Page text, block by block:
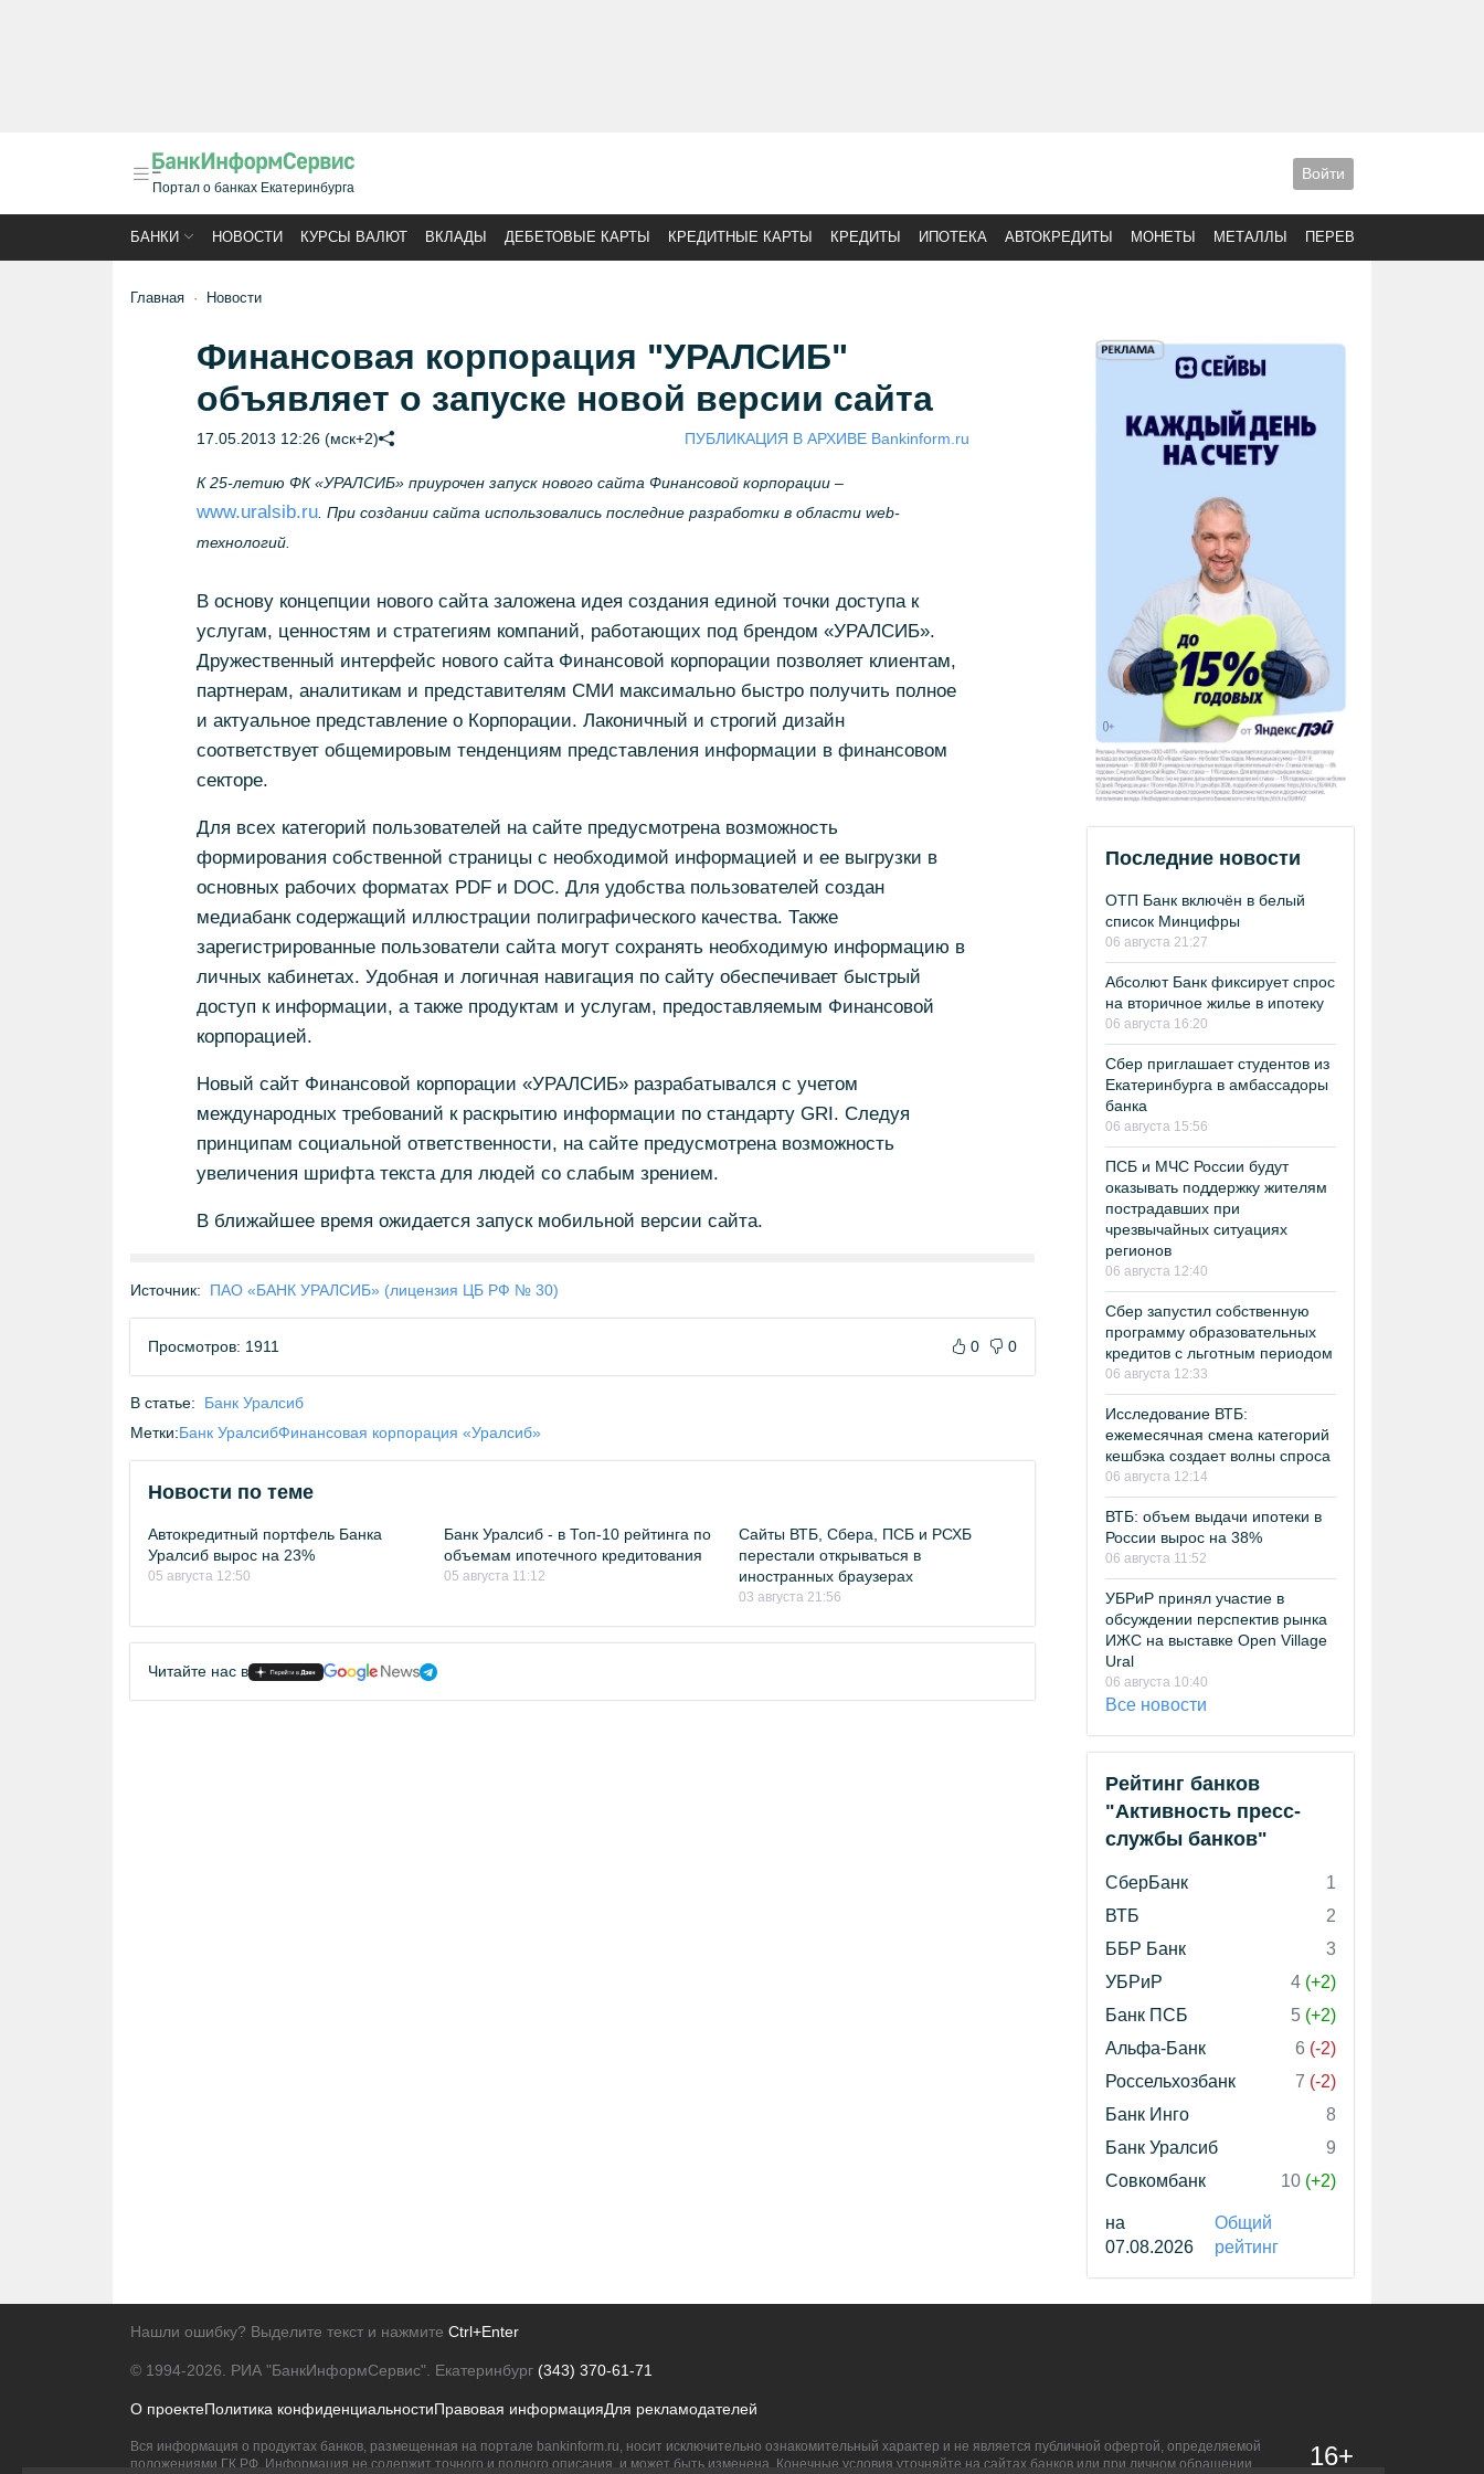
Портал о банках Екатеринбурга
Войти
БАНКИ НОВОСТИ КУРСЫ ВАЛЮТ ВКЛАДЫ ДЕБЕТОВЫЕ КАРТЫ КРЕДИТНЫЕ КАРТЫ КРЕДИТЫ ИПОТЕКА АВТОКРЕДИТЫ МОНЕТЫ МЕТАЛЛЫ ПЕРЕВОДЫ
Главная Новости
Финансовая корпорация "УРАЛСИБ"
объявляет о запуске новой версии сайта
17.05.2013 12:26 (мск+2) ПУБЛИКАЦИЯ В АРХИВЕ Bankinform.ru
К 25-летию ФК «УРАЛСИБ» приурочен запуск нового сайта Финансовой корпорации –
www.uralsib.ru. При создании сайта использовались последние разработки в области web-
технологий.
В основу концепции нового сайта заложена идея создания единой точки доступа к
услугам, ценностям и стратегиям компаний, работающих под брендом «УРАЛСИБ».
Дружественный интерфейс нового сайта Финансовой корпорации позволяет клиентам,
партнерам, аналитикам и представителям СМИ максимально быстро получить полное
и актуальное представление о Корпорации. Лаконичный и строгий дизайн
соответствует общемировым тенденциям представления информации в финансовом
секторе.
Для всех категорий пользователей на сайте предусмотрена возможность
формирования собственной страницы с необходимой информацией и ее выгрузки в
основных рабочих форматах PDF и DOC. Для удобства пользователей создан
медиабанк содержащий иллюстрации полиграфического качества. Также
зарегистрированные пользователи сайта могут сохранять необходимую информацию в
личных кабинетах. Удобная и логичная навигация по сайту обеспечивает быстрый
доступ к информации, а также продуктам и услугам, предоставляемым Финансовой
корпорацией.
Новый сайт Финансовой корпорации «УРАЛСИБ» разрабатывался с учетом
международных требований к раскрытию информации по стандарту GRI. Следуя
принципам социальной ответственности, на сайте предусмотрена возможность
увеличения шрифта текста для людей со слабым зрением.
В ближайшее время ожидается запуск мобильной версии сайта.
Источник: ПАО «БАНК УРАЛСИБ» (лицензия ЦБ РФ № 30)
Просмотров: 1911 0 0
В статье:
Банк Уралсиб
Метки:Банк УралсибФинансовая корпорация «Уралсиб»
Новости по теме
Автокредитный портфель Банка
Уралсиб вырос на 23%
05 августа 12:50
Банк Уралсиб - в Топ-10 рейтинга по
объемам ипотечного кредитования
05 августа 11:12
Сайты ВТБ, Сбера, ПСБ и РСХБ
перестали открываться в
иностранных браузерах
03 августа 21:56
Читайте нас в
Последние новости
ОТП Банк включён в белый
список Минцифры
06 августа 21:27
Абсолют Банк фиксирует спрос
на вторичное жилье в ипотеку
06 августа 16:20
Сбер приглашает студентов из
Екатеринбурга в амбассадоры
банка
06 августа 15:56
ПСБ и МЧС России будут
оказывать поддержку жителям
пострадавших при
чрезвычайных ситуациях
регионов
06 августа 12:40
Сбер запустил собственную
программу образовательных
кредитов с льготным периодом
06 августа 12:33
Исследование ВТБ:
ежемесячная смена категорий
кешбэка создает волны спроса
06 августа 12:14
ВТБ: объем выдачи ипотеки в
России вырос на 38%
06 августа 11:52
УБРиР принял участие в
обсуждении перспектив рынка
ИЖС на выставке Open Village
Ural
06 августа 10:40
Все новости
Рейтинг банков
"Активность пресс-
службы банков"
СберБанк
1
ВТБ
2
ББР Банк
3
УБРиР
4 (+2)
Банк ПСБ
5 (+2)
Альфа-Банк
6 (-2)
Россельхозбанк
7 (-2)
Банк Инго
8
Банк Уралсиб
9
Совкомбанк
10 (+2)
на
07.08.2026
Общий
рейтинг
Нашли ошибку? Выделите текст и нажмите Ctrl+Enter
© 1994-2026. РИА "БанкИнформСервис". Екатеринбург (343) 370-61-71
О проектеПолитика конфиденциальностиПравовая информацияДля рекламодателей
Вся информация о продуктах банков, размещенная на портале bankinform.ru, носит исключительно ознакомительный характер и не является публичной офертой, определяемой
положениями ГК РФ. Информация не содержит точного и полного описания, и может быть изменена. Конечные условия уточняйте на сайтах банков или при личном обращении.
16+